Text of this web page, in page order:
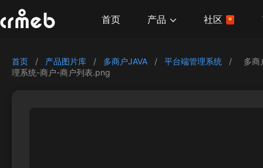
首页 产品 社区
首页 / 产品图片库 / 多商户JAVA / 平台端管理系统 /
多商
理系统-商户-商户列表.png